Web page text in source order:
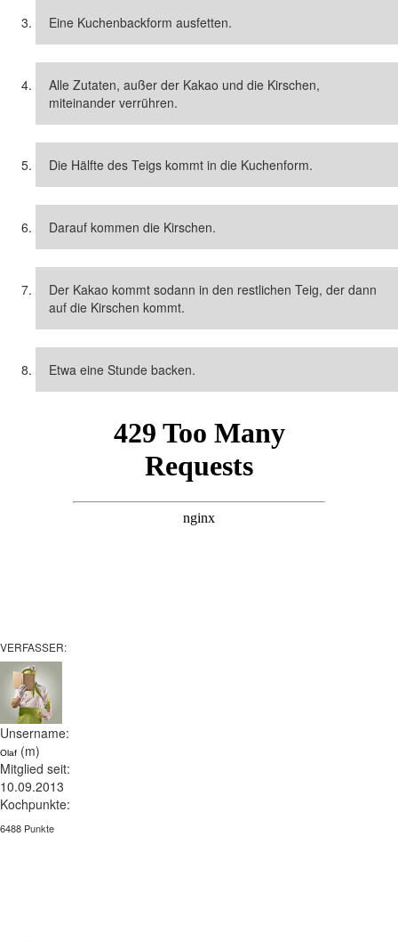
Eine Kuchenbackform ausfetten.
Alle Zutaten, außer der Kakao und die Kirschen,
miteinander verrühren.
Die Hälfte des Teigs kommt in die Kuchenform.
Darauf kommen die Kirschen.
Der Kakao kommt sodann in den restlichen Teig, der dann
auf die Kirschen kommt.
Etwa eine Stunde backen.
VERFASSER:
Unsername:
Olaf (m)
Mitglied seit:
10.09.2013
Kochpunkte:
6488 Punkte